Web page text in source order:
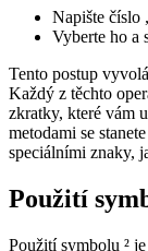
Napište číslo
Vyberte ho a
Tento postup
Každý z těchto
zkratky, které vám
metodami se
speciálními znaky,
Použití
Použití symbolu ²